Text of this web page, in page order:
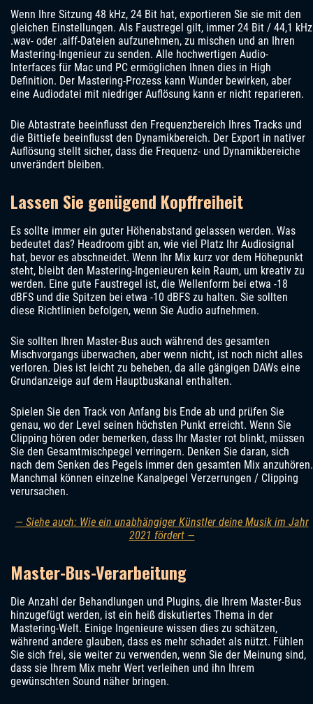
Wenn Ihre Sitzung 48 kHz, 24 Bit hat, exportieren Sie sie mit den
gleichen Einstellungen. Als Faustregel gilt, immer 24 Bit / 44,1 kHz
.wav- oder .aiff-Dateien aufzunehmen, zu mischen und an Ihren
Mastering-Ingenieur zu senden. Alle hochwertigen Audio-
Interfaces für Mac und PC ermöglichen Ihnen dies in High
Definition. Der Mastering-Prozess kann Wunder bewirken, aber
eine Audiodatei mit niedriger Auflösung kann er nicht reparieren.
Die Abtastrate beeinflusst den Frequenzbereich Ihres Tracks und
die Bittiefe beeinflusst den Dynamikbereich. Der Export in nativer
Auflösung stellt sicher, dass die Frequenz- und Dynamikbereiche
unverändert bleiben.
Lassen Sie genügend Kopffreiheit
Es sollte immer ein guter Höhenabstand gelassen werden. Was
bedeutet das? Headroom gibt an, wie viel Platz Ihr Audiosignal
hat, bevor es abschneidet. Wenn Ihr Mix kurz vor dem Höhepunkt
steht, bleibt den Mastering-Ingenieuren kein Raum, um kreativ zu
werden. Eine gute Faustregel ist, die Wellenform bei etwa -18
dBFS und die Spitzen bei etwa -10 dBFS zu halten. Sie sollten
diese Richtlinien befolgen, wenn Sie Audio aufnehmen.
Sie sollten Ihren Master-Bus auch während des gesamten
Mischvorgangs überwachen, aber wenn nicht, ist noch nicht alles
verloren. Dies ist leicht zu beheben, da alle gängigen DAWs eine
Grundanzeige auf dem Hauptbuskanal enthalten.
Spielen Sie den Track von Anfang bis Ende ab und prüfen Sie
genau, wo der Level seinen höchsten Punkt erreicht. Wenn Sie
Clipping hören oder bemerken, dass Ihr Master rot blinkt, müssen
Sie den Gesamtmischpegel verringern. Denken Sie daran, sich
nach dem Senken des Pegels immer den gesamten Mix anzuhören.
Manchmal können einzelne Kanalpegel Verzerrungen / Clipping
verursachen.
— Siehe auch: Wie ein unabhängiger Künstler deine Musik im Jahr
2021 fördert —
Master-Bus-Verarbeitung
Die Anzahl der Behandlungen und Plugins, die Ihrem Master-Bus
hinzugefügt werden, ist ein heiß diskutiertes Thema in der
Mastering-Welt. Einige Ingenieure wissen dies zu schätzen,
während andere glauben, dass es mehr schadet als nützt. Fühlen
Sie sich frei, sie weiter zu verwenden, wenn Sie der Meinung sind,
dass sie Ihrem Mix mehr Wert verleihen und ihn Ihrem
gewünschten Sound näher bringen.